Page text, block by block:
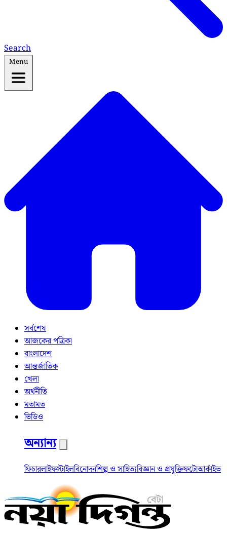
Search
Menu
সর্বশেষ
আজকের পত্রিকা
বাংলাদেশ
আন্তর্জাতিক
খেলা
অর্থনীতি
মতামত
ভিডিও
অন্যান্য
ফিচারলাইফস্টাইলবিনোদনশিল্প ও সাহিত্যবিজ্ঞান ও প্রযুক্তিফটোআর্কাইভ